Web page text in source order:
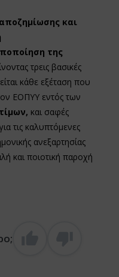
και
της
τρεις βασικές
κάθε εξέταση που
ΕΟΠΥΥ εντός των
και σαφές
τις καλυπτόμενες
ανεξαρτησίας
και ποιοτική παροχή